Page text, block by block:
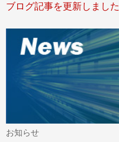
ブログ記事を更新しました
お知らせ